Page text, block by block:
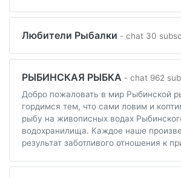
Любители Рыбалки - chat 30
РЫБИНСКАЯ РЫБКА - chat 962
Добро пожаловать в мир Рыбинской
гордимся тем, что сами ловим и
рыбу на живописных водах
водохранилища. Каждое наше
результат заботливого отношения к